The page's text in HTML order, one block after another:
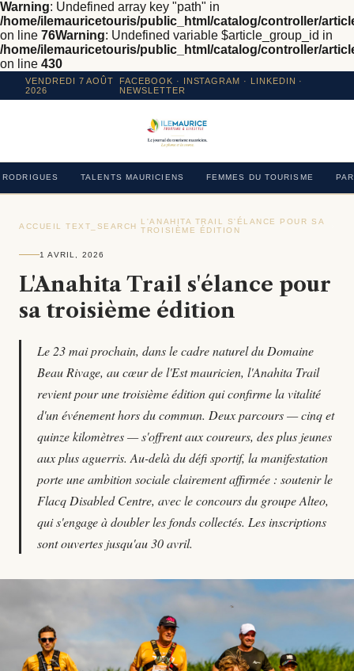
Warning: Undefined array key "path" in
/home/ilemauricetouris/public_html/catalog/controller/
on line 76Warning: Undefined variable $article_group_id in
/home/ilemauricetouris/public_html/catalog/controller/
on line 430
VENDREDI 7 AOÛT
2026
FACEBOOK · INSTAGRAM · LINKEDIN ·
NEWSLETTER
RODRIGUES TALENTS MAURICIENS FEMMES DU TOURISME
ACCUEIL ›TEXT_SEARCH ›L'ANAHITA TRAIL S'ÉLANCE POUR SA
TROISIÈME ÉDITION
1 AVRIL, 2026
L'Anahita Trail s'élance pour
sa troisième édition
Le 23 mai prochain, dans le cadre naturel du Domaine
Beau Rivage, au cœur de l'Est mauricien, l'Anahita Trail
revient pour une troisième édition qui confirme la vitalité
d'un événement hors du commun. Deux parcours — cinq et
quinze kilomètres — s'offrent aux coureurs, des plus jeunes
aux plus aguerris. Au-delà du défi sportif, la manifestation
porte une ambition sociale clairement affirmée : soutenir le
Flacq Disabled Centre, avec le concours du groupe Alteo,
qui s'engage à doubler les fonds collectés. Les inscriptions
sont ouvertes jusqu'au 30 avril.